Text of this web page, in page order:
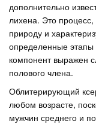
дополнительно
лихена. Это
природу и
определенные этапы
компонент выражен
полового члена.
Облитерирующий
любом возрасте,
мужчин среднего и